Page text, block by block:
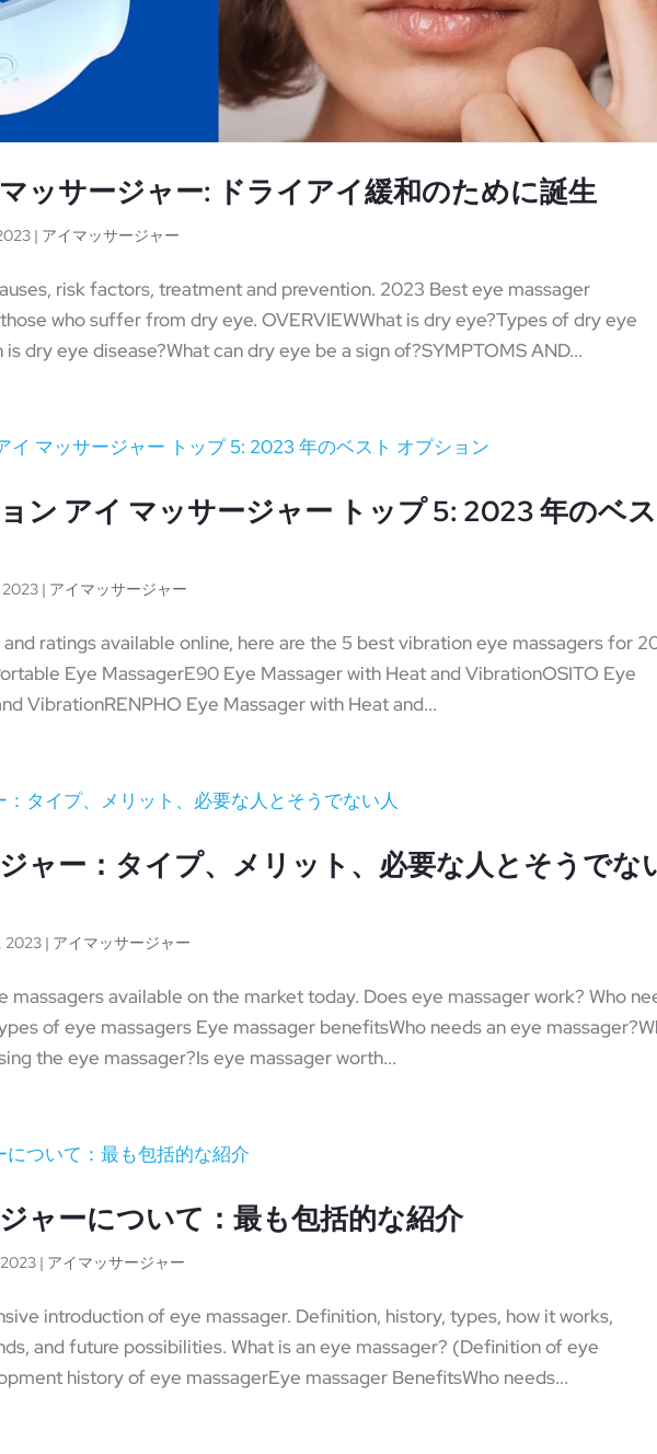
ッサージャー: ドライアイ緩和のために誕生
| アイマッサージャー
risk factors, treatment and prevention. 2023 Best eye massager
who suffer from dry eye. OVERVIEWWhat is dry eye?Types of dry eye
dry eye disease?What can dry eye be a sign of?SYMPTOMS AND...
ン アイ マッサージャー トップ 5: 2023 年のベ
2023 | アイマッサージャー
ratings available online, here are the 5 best vibration eye massagers for
Eye MassagerE90 Eye Massager with Heat and VibrationOSITO Eye
VibrationRENPHO Eye Massager with Heat and...
ャー：タイプ、メリット、必要な人とそうでな
2023 | アイマッサージャー
available on the market today. Does eye massager work? Who
of eye massagers Eye massager benefitsWho needs an eye
the eye massager?Is eye massager worth...
ャーについて：最も包括的な紹介
| アイマッサージャー
introduction of eye massager. Definition, history, types, how it works,
and future possibilities. What is an eye massager? (Definition of eye
history of eye massagerEye massager BenefitsWho needs...